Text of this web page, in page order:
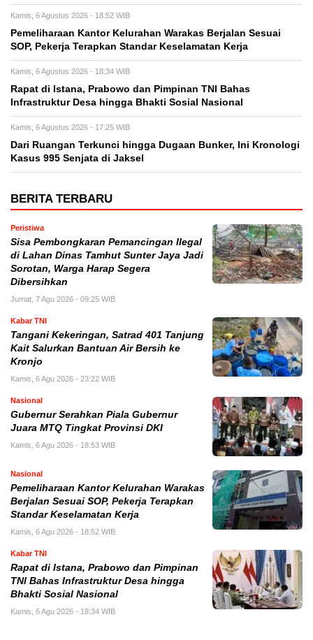
Kamis, 6 Agustus 2026 - 18:52 WIB
Pemeliharaan Kantor Kelurahan Warakas Berjalan Sesuai
SOP, Pekerja Terapkan Standar Keselamatan Kerja
Kamis, 6 Agustus 2026 - 18:34 WIB
Rapat di Istana, Prabowo dan Pimpinan TNI Bahas
Infrastruktur Desa hingga Bhakti Sosial Nasional
Kamis, 6 Agustus 2026 - 17:25 WIB
Dari Ruangan Terkunci hingga Dugaan Bunker, Ini Kronologi
Kasus 995 Senjata di Jaksel
BERITA TERBARU
Peristiwa
Sisa Pembongkaran Pemancingan Ilegal
di Lahan Dinas Tamhut Sunter Jaya Jadi
Sorotan, Warga Harap Segera
Dibersihkan
Jumat, 7 Agu 2026 - 09:25 WIB
Kabar TNI
Tangani Kekeringan, Satrad 401 Tanjung
Kait Salurkan Bantuan Air Bersih ke
Kronjo
Kamis, 6 Agu 2026 - 23:22 WIB
Nasional
Gubernur Serahkan Piala Gubernur
Juara MTQ Tingkat Provinsi DKI
Kamis, 6 Agu 2026 - 18:53 WIB
Nasional
Pemeliharaan Kantor Kelurahan Warakas
Berjalan Sesuai SOP, Pekerja Terapkan
Standar Keselamatan Kerja
Kamis, 6 Agu 2026 - 18:52 WIB
Kabar TNI
Rapat di Istana, Prabowo dan Pimpinan
TNI Bahas Infrastruktur Desa hingga
Bhakti Sosial Nasional
Kamis, 6 Agu 2026 - 18:34 WIB